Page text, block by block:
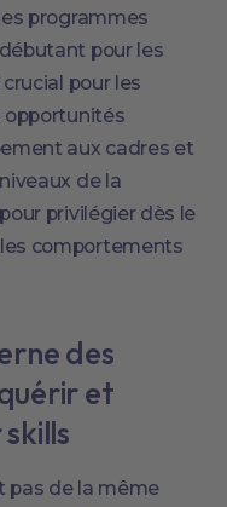
programmes
pour les
pour les
opportunités
aux cadres et
de la
privilégier dès le
comportements
des
et
pas de la même